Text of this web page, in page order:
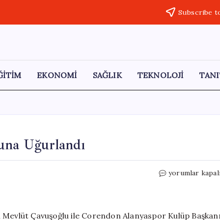
Subscribe
EKONOMİ SAĞLIK TEKNOLOJİ
Uğurlandı
Aydın
Uğurlandı
yorumlar
Çavuşoğlu ile Corendon Alanyaspor Kulüp